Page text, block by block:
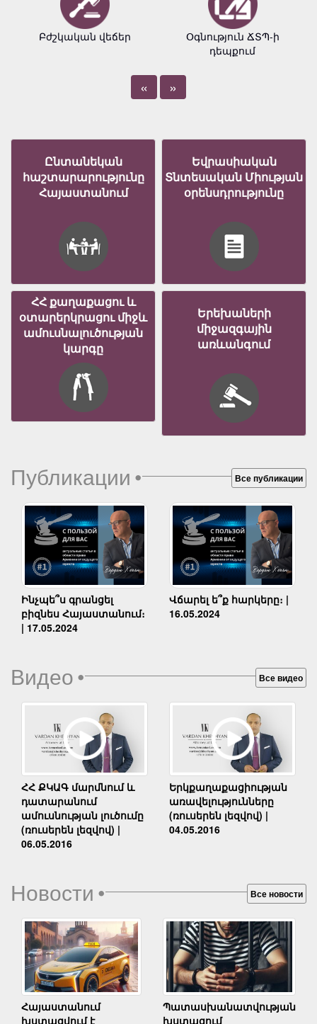
Բժշկական վեճեր
Օգնություն ՃՏՊ-ի
դեպքում
« »
Ընտանեկան
հաշտարարությունը
Հայաստանում
Եվրասիական
Տնտեսական Միության
օրենսդրությունը
ՀՀ քաղաքացու և
օտարերկրացու միջև
ամուսնալուծության
կարգը
Երեխաների
միջազգային
առևանգում
Публикации• Все публикации
Ինչպե՞ս գրանցել
բիզնես Հայաստանում։
| 17.05.2024
Վճարել ե՞ք հարկերը։ |
16.05.2024
Видео• Все видео
ՀՀ ՔԿԱԳ մարմնում և
դատարանում
ամուսնության լուծումը
(ռուսերեն լեզվով) |
06.05.2016
Երկքաղաքացիության
առավելությունները
(ռուսերեն լեզվով) |
04.05.2016
Новости• Все новости
Հայաստանում
խստացվում է
Պատասխանատվության
խստացում